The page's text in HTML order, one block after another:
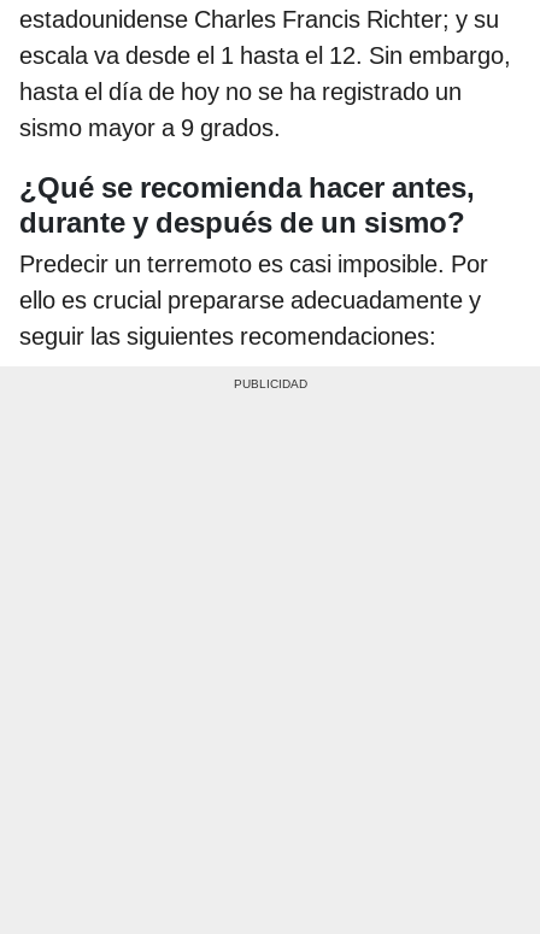
estadounidense Charles Francis Richter; y su
escala va desde el 1 hasta el 12. Sin embargo,
hasta el día de hoy no se ha registrado un
sismo mayor a 9 grados.
¿Qué se recomienda hacer antes,
durante y después de un sismo?
Predecir un terremoto es casi imposible. Por
ello es crucial prepararse adecuadamente y
seguir las siguientes recomendaciones: